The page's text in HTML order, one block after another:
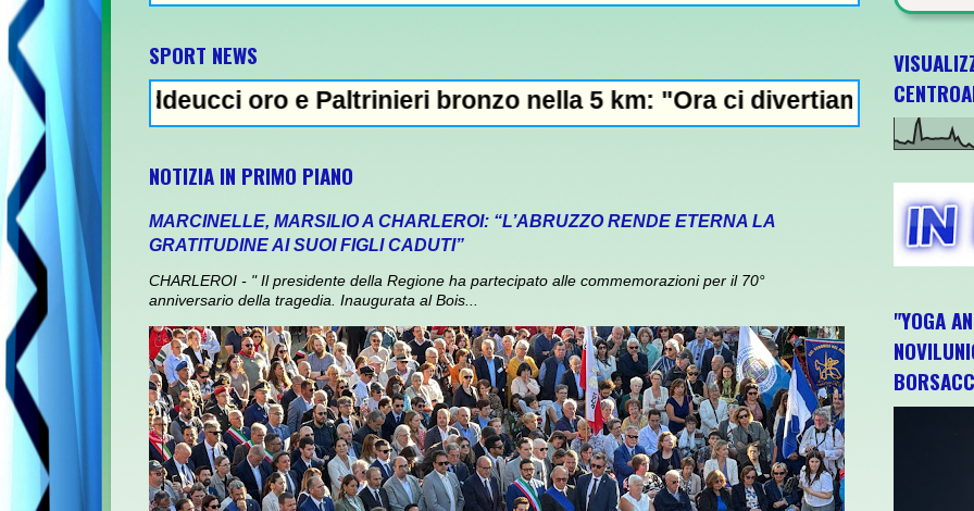
SPORT NEWS
oro e Paltrinieri bronzo nella 5 km: "Ora ci divertiamo in staffetta"- L'Italia
NOTIZIA IN PRIMO PIANO
MARCINELLE, MARSILIO A CHARLEROI: “L’ABRUZZO RENDE ETERNA LA
GRATITUDINE AI SUOI FIGLI CADUTI”
CHARLEROI - " Il presidente della Regione ha partecipato alle commemorazioni per il 70°
anniversario della tragedia. Inaugurata al Bois...
"YOGA